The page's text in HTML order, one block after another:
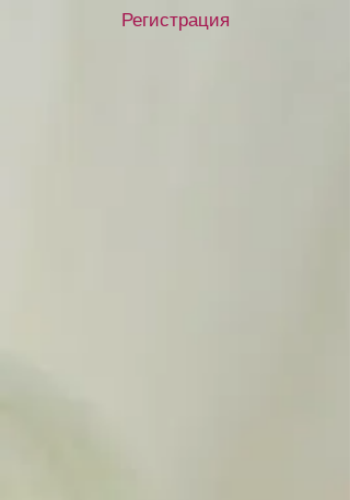
Регистрация